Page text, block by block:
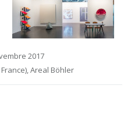
2017
Areal Böhler